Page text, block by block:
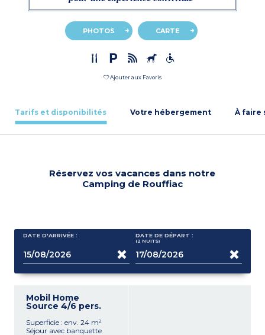
PHOTOS CARTE
Ajouter aux Favoris
Tarifs et disponibilités Votre hébergement À faire
Réservez vos vacances dans notre
Camping de Rouffiac
DATE D'ARRIVÉE : DATE DE DÉPART :
(2 NUITS)
Mobil Home
Source 4/6 pers.
Superficie : env. 24 m²
Séjour avec banquette